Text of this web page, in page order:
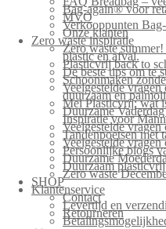
Bag-again® voor
MVO
Verkooppunten
Onze klanten
Zero waste inspiratie
Zero waste
plastic en afval.
Plasticvrij back to
De beste tips om te
Schoonmaken
Veelgestelde
duurzaam en
Mei Plasticvrij: wat
Duurzame
Inspiratie voor
Veelgestelde
Tandenpoetsen met
Veelgestelde
Persoonlijke blogs
Duurzame
Duurzaam
Zero waste
SHOP
Klantenservice
Contact
Levertijd en
Retourneren